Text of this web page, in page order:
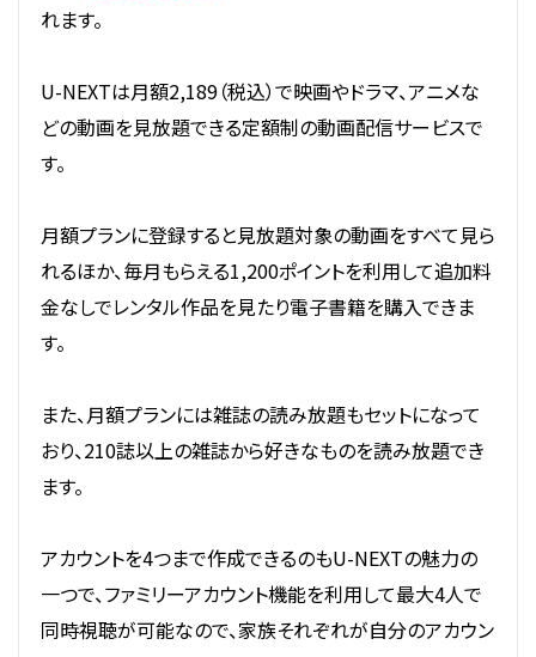
れます。
U-NEXTは月額2,189（税込）で映画やドラマ、アニメな
どの動画を見放題できる定額制の動画配信サービスで
す。
月額プランに登録すると見放題対象の動画をすべて見ら
れるほか、毎月もらえる1,200ポイントを利用して追加料
金なしでレンタル作品を見たり電子書籍を購入できま
す。
また、月額プランには雑誌の読み放題もセットになって
おり、210誌以上の雑誌から好きなものを読み放題でき
ます。
アカウントを4つまで作成できるのもU-NEXTの魅力の
一つで、ファミリーアカウント機能を利用して最大4人で
同時視聴が可能なので、家族それぞれが自分のアカウン